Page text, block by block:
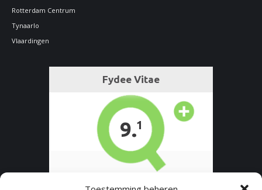
Rotterdam Centrum
Tynaarlo
Vlaardingen